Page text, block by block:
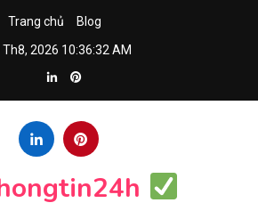
Trang chủ
Blog
Th8, 2026 10:36:33 AM